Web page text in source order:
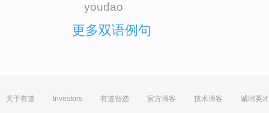
youdao
更多双语例句
关于有道 Investors 有道智选 官方博客 技术博客 诚聘英才